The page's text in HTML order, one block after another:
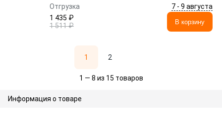
Отгрузка
7 - 9 августа
1 435 ₽
1 511 ₽
В корзину
1 2
1 — 8 из 15 товаров
Информация о товаре